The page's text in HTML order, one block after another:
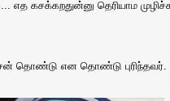
கசக்கறதுன்னு தெரியாம
என தொண்டு புரிந்தவர்.